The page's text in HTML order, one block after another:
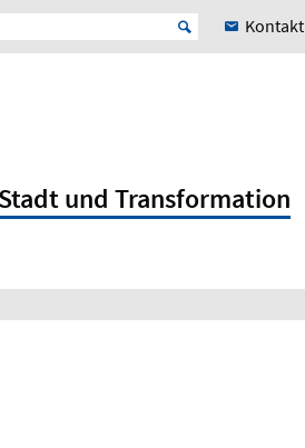
Kontakt
Stadt und Transformation